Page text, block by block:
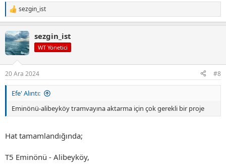
T
e
k
i
l
:
sezgin_ist
sezgin_ist
WT Yönetici
20 Ara 2024 #8
Efe' Alıntı:
Eminönü-alibeyköy tramvayına aktarma için çok gerekli bir proje
Hat tamamlandığında;
T5 Eminönü - Alibeyköy,